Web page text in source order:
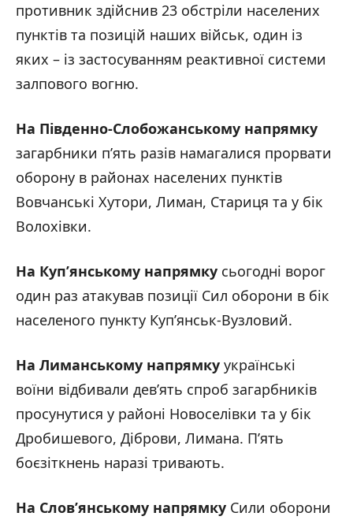
противник здійснив 23 обстріли населених
пунктів та позицій наших військ, один із
яких – із застосуванням реактивної системи
залпового вогню.
На Південно-Слобожанському напрямку
загарбники п’ять разів намагалися прорвати
оборону в районах населених пунктів
Вовчанські Хутори, Лиман, Стариця та у бік
Волохівки.
На Куп’янському напрямку сьогодні ворог
один раз атакував позиції Сил оборони в бік
населеного пункту Куп’янськ-Вузловий.
На Лиманському напрямку українські
воїни відбивали дев’ять спроб загарбників
просунутися у районі Новоселівки та у бік
Дробишевого, Діброви, Лимана. П’ять
боєзіткнень наразі тривають.
На Слов’янському напрямку Сили оборони